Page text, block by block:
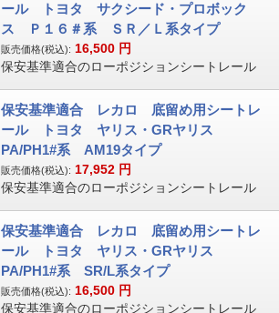
ール トヨタ サクシード・プロボック
ス Ｐ１６＃系 ＳＲ／Ｌ系タイプ
販売価格(税込): 16,500 円
保安基準適合のローポジションシートレール
保安基準適合 レカロ 底留め用シートレ
ール トヨタ ヤリス・GRヤリス
PA/PH1#系 AM19タイプ
販売価格(税込): 17,952 円
保安基準適合のローポジションシートレール
保安基準適合 レカロ 底留め用シートレ
ール トヨタ ヤリス・GRヤリス
PA/PH1#系 SR/L系タイプ
販売価格(税込): 16,500 円
保安基準適合のローポジションシートレール